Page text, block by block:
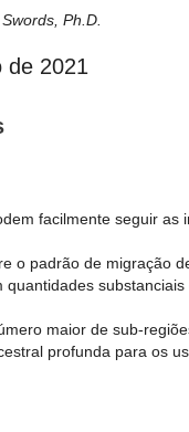
Ph.D.
de 2021
facilmente seguir as
o padrão de migração
quantidades
maior de sub-
profunda para os